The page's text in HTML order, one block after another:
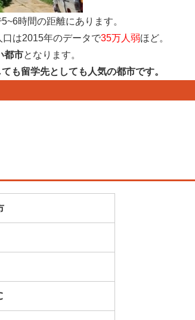
時間の距離にあります。
口は2015年のデータで35万人弱ほど。
都市となります。
も留学先としても人気の都市です。